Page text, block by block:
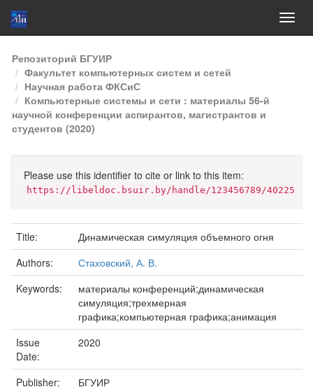
Skip
navigation
Репозиторий БГУИР
Факультет компьютерных систем и сетей
Научная работа ФКСиС
Компьютерные системы и сети : материалы 56-й
научной конференции аспирантов, магистрантов и
студентов (2020)
Please use this identifier to cite or link to this item:
https://libeldoc.bsuir.by/handle/123456789/40225
Title:
Динамическая симуляция объемного огня
Authors:
Стаховский, А. В.
Keywords:
материалы конференций;динамическая
симуляция;трехмерная
графика;компьютерная графика;анимация
Issue
Date:
2020
Publisher:
БГУИР